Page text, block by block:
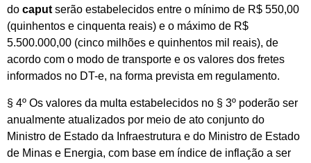
do caputserão estabelecidos entre o mínimo de R$ 550,00
(quinhentos e cinquenta reais) e o máximo de R$
5.500.000,00 (cinco milhões e quinhentos mil reais), de
acordo com o modo de transporte e os valores dos fretes
informados no DT-e, na forma prevista em regulamento.
§ 4º Os valores da multa estabelecidos no § 3º poderão ser
anualmente atualizados por meio de ato conjunto do
Ministro de Estado da Infraestrutura e do Ministro de Estado
de Minas e Energia, com base em índice de inflação a ser